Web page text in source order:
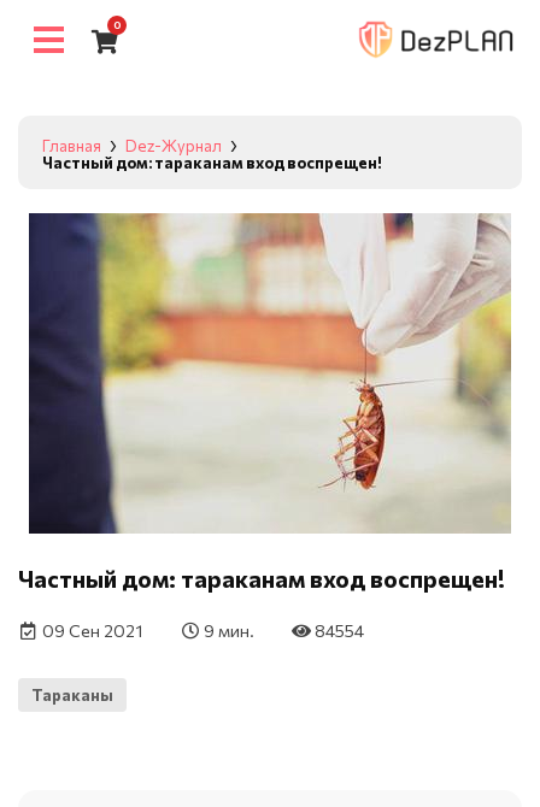
0
Главная
Dez-Журнал
Частный дом: тараканам вход воспрещен!
Частный дом: тараканам вход воспрещен!
09 Сен 2021 9 мин. 84554
Тараканы